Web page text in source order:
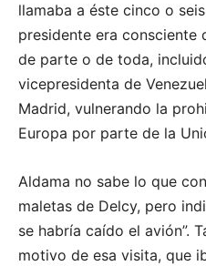
llamaba a éste cinco o
presidente era consciente
de parte o de toda,
vicepresidenta de
Madrid, vulnerando la
Europa por parte de la
Aldama no sabe lo que
maletas de Delcy, pero
se habría caído el avión”.
motivo de esa visita, que